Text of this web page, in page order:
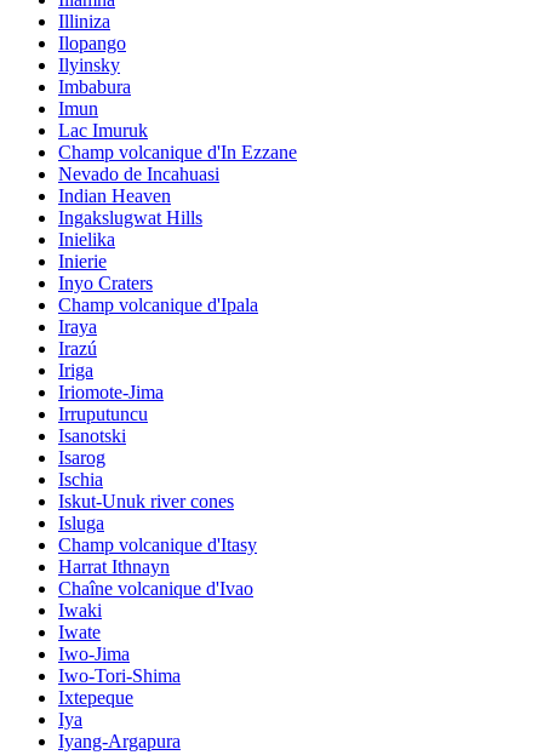
Illiniza
Ilopango
Ilyinsky
Imbabura
Imun
Lac Imuruk
Champ volcanique d'In Ezzane
Nevado de Incahuasi
Indian Heaven
Ingakslugwat Hills
Inielika
Inierie
Inyo Craters
Champ volcanique d'Ipala
Iraya
Irazú
Iriga
Iriomote-Jima
Irruputuncu
Isanotski
Isarog
Ischia
Iskut-Unuk river cones
Isluga
Champ volcanique d'Itasy
Harrat Ithnayn
Chaîne volcanique d'Ivao
Iwaki
Iwate
Iwo-Jima
Iwo-Tori-Shima
Ixtepeque
Iya
Iyang-Argapura